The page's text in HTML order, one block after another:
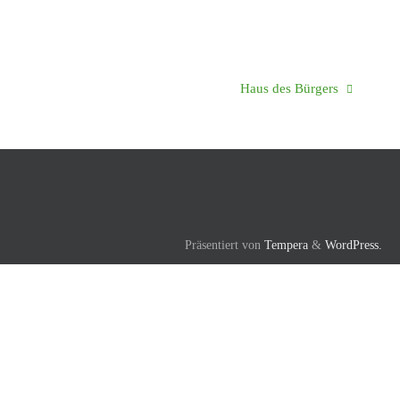
Haus des Bürgers
Präsentiert von Tempera & WordPress.